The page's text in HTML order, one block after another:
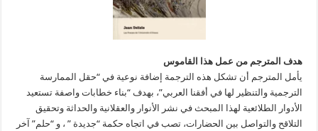
هدف المترجم من عمل هذا القاموس
يأمل المترجم أن تشكل هذه الترجمة إضافة نوعية في “حقل الممارسة
الترجمية والتنظير لها في أفقنا العربي”، بهدف “بناء خطابات واصفة تستعيد
الأدوار الطلائعية لهذا المبحث في نشر الأنوار والعقلانية والحداثة وتحقيق
التلاقح والتواصل بين الحضارات، تصب في اتجاه حكمة “جديدة ” ، و “حلم” آخر